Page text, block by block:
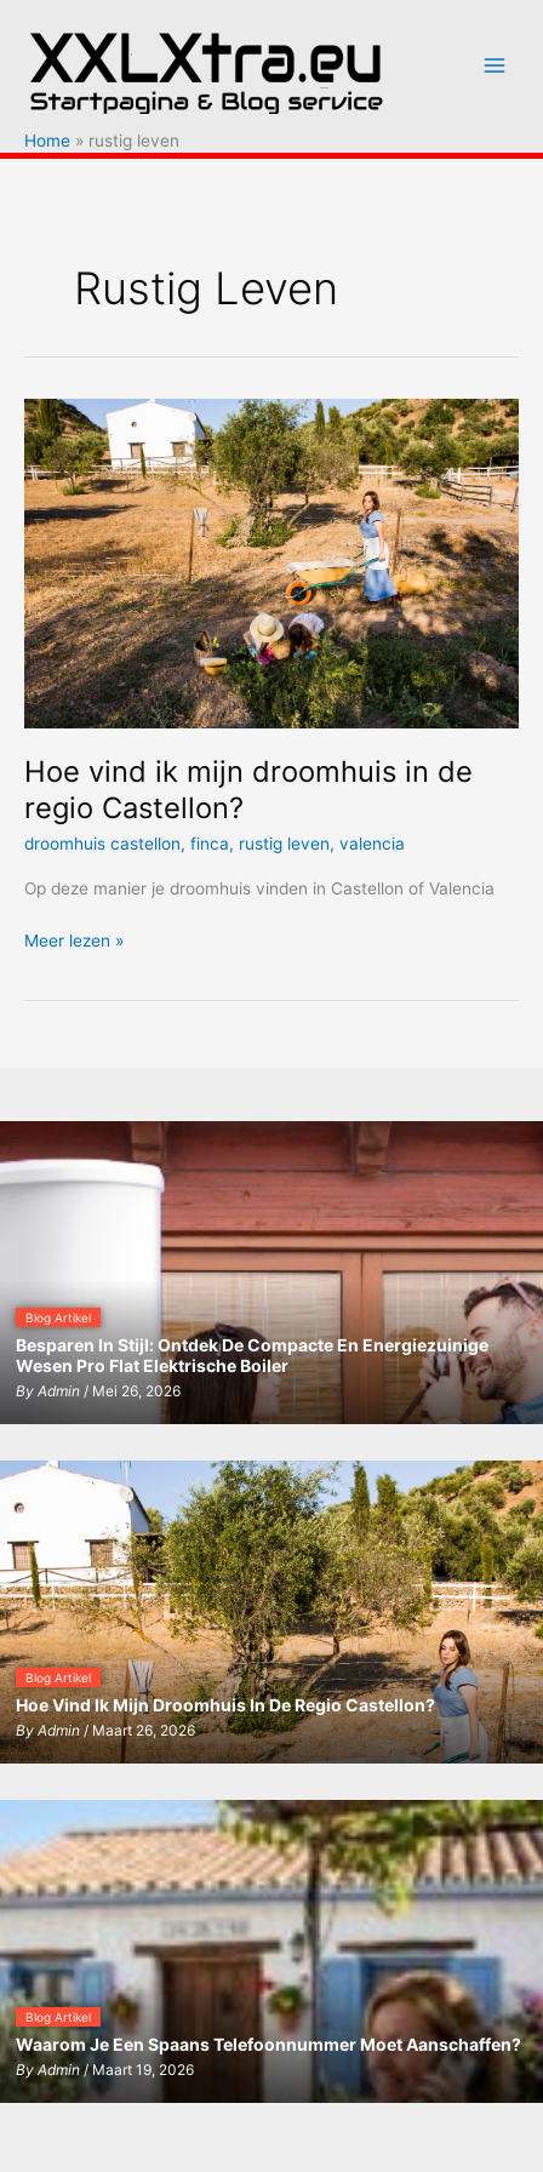
naar
inhoud
Home rustig leven
Rustig Leven
Hoe vind ik mijn droomhuis in de
regio Castellon?
droomhuis castellon, finca, rustig leven, valencia
Op deze manier je droomhuis vinden in Castellon of Valencia
Hoe
regio
Castellon?
Meer lezen »
Blog Artikel
Besparen In Stijl: Ontdek De Compacte En Energiezuinige
Wesen Pro Flat Elektrische Boiler
By Admin/ Mei 26, 2026
Blog Artikel
Hoe Vind Ik Mijn Droomhuis In De Regio Castellon?
ByAdmin/ Maart 26, 2026
Blog Artikel
Waarom Je Een Spaans Telefoonnummer Moet Aanschaffen?
By Admin/ Maart 19, 2026